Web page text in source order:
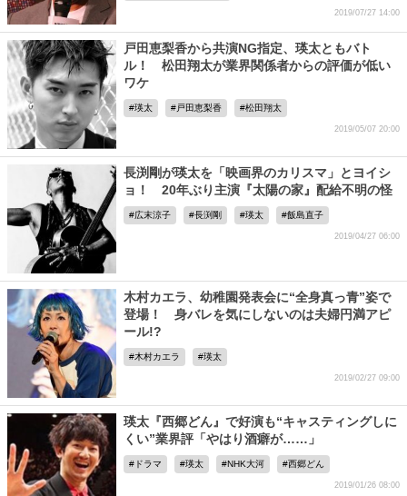
2019/07/27 14:00
戸田恵梨香から共演NG指定、瑛太ともバト
ル！ 松田翔太が業界関係者からの評価が低い
ワケ
瑛太 戸田恵梨香 松田翔太
2019/05/07 20:00
長渕剛が瑛太を「映画界のカリスマ」とヨイシ
ョ！ 20年ぶり主演『太陽の家』配給不明の怪
広末涼子 長渕剛 瑛太 飯島直子
2019/04/27 06:00
木村カエラ、幼稚園発表会に“全身真っ青”姿で
登場！ 身バレを気にしないのは夫婦円満アピ
ール!?
木村カエラ 瑛太
2019/02/27 09:00
瑛太『西郷どん』で好演も“キャスティングしに
くい”業界評「やはり酒癖が……」
ドラマ 瑛太 NHK大河 西郷どん
2019/01/26 08:00